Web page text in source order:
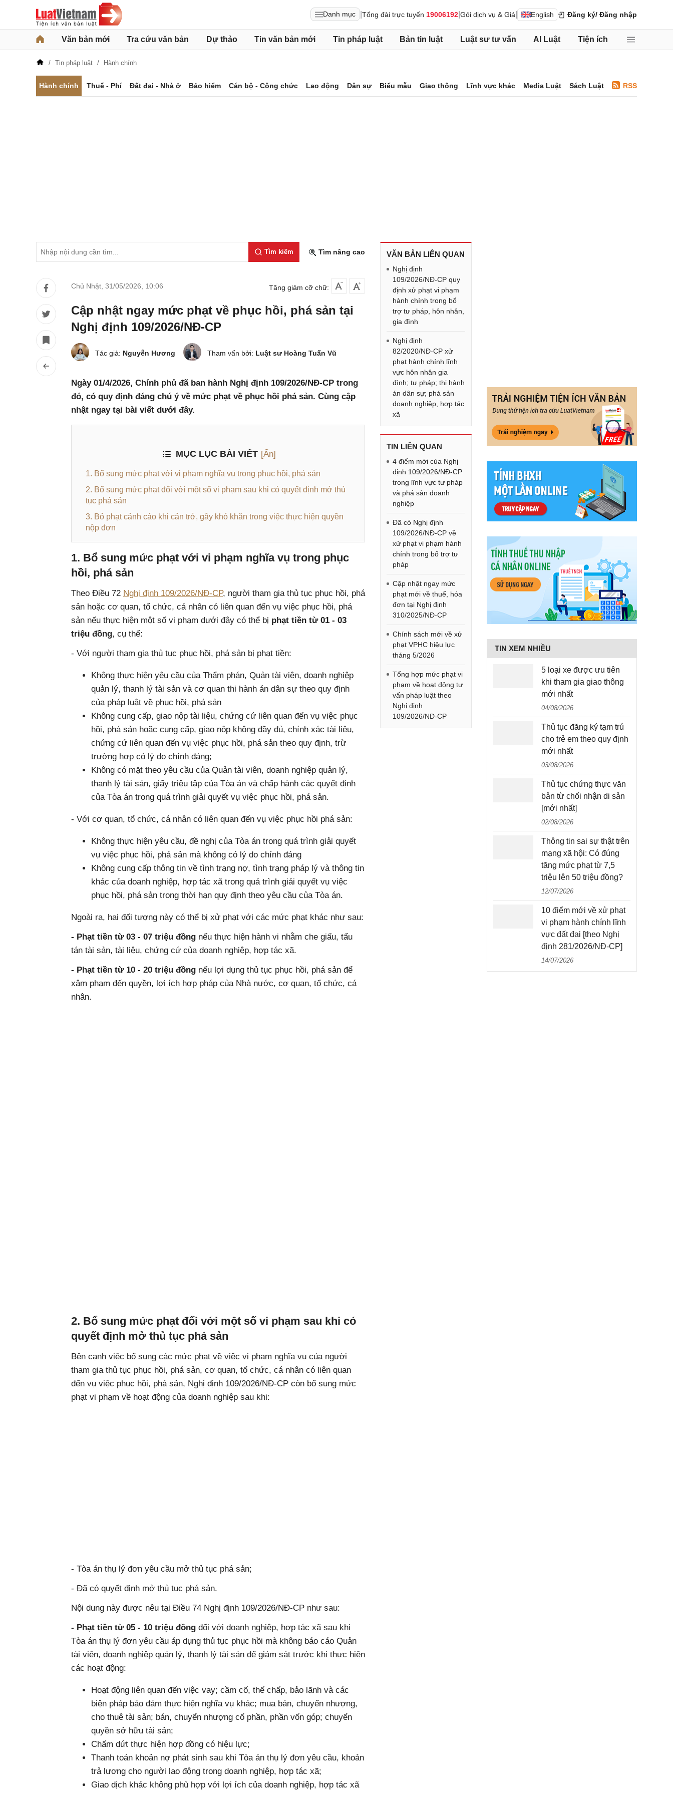
Danh mục Tổng đài trực tuyến 19006192 Gói dịch vụ & Giá English Đăng ký/ Đăng nhập
Văn bản mới Tra cứu văn bản Dự thảo Tin văn bản mới Tin pháp luật Bản tin luật Luật sư tư vấn AI Luật Tiện ích
Tin pháp luật Hành chính
Hành chính Thuế - Phí Đất đai - Nhà ở Bảo hiểm Cán bộ - Công chức Lao động Dân sự Biểu mẫu Giao thông Lĩnh vực khác Media Luật Sách Luật RSS
Tìm kiếm Tìm nâng cao
Chủ Nhật, 31/05/2026 10:06 Tăng giảm cỡ chữ:
Cập nhật ngay mức phạt về phục hồi, phá sản tại
Nghị định 109/2026/NĐ-CP
Tác giả: Nguyễn Hương Tham vấn bởi: Luật sư Hoàng Tuấn Vũ
Ngày 01/4/2026, Chính phủ đã ban hành Nghị định 109/2026/NĐ-CP trong
đó, có quy định đáng chú ý về mức phạt về phục hồi phá sản. Cùng cập
nhật ngay tại bài viết dưới đây.
MỤC LỤC BÀI VIẾT [Ẩn]
1. Bổ sung mức phạt với vi phạm nghĩa vụ trong phục hồi, phá sản
2. Bổ sung mức phạt đối với một số vi phạm sau khi có quyết định mở thủ
tục phá sản
3. Bỏ phạt cảnh cáo khi cản trở, gây khó khăn trong việc thực hiện quyền
nộp đơn
1. Bổ sung mức phạt với vi phạm nghĩa vụ trong phục
hồi, phá sản
Theo Điều 72 Nghị định 109/2026/NĐ-CP, người tham gia thủ tục phục hồi, phá
sản hoặc cơ quan, tổ chức, cá nhân có liên quan đến vụ việc phục hồi, phá
sản nếu thực hiện một số vi phạm dưới đây có thể bị phạt tiền từ 01 - 03
triệu đồng, cụ thể:
- Với người tham gia thủ tục phục hồi, phá sản bị phạt tiền:
Không thực hiện yêu cầu của Thẩm phán, Quản tài viên, doanh nghiệp
quản lý, thanh lý tài sản và cơ quan thi hành án dân sự theo quy định
của pháp luật về phục hồi, phá sản
Không cung cấp, giao nộp tài liệu, chứng cứ liên quan đến vụ việc phục
hồi, phá sản hoặc cung cấp, giao nộp không đầy đủ, chính xác tài liệu,
chứng cứ liên quan đến vụ việc phục hồi, phá sản theo quy định, trừ
trường hợp có lý do chính đáng;
Không có mặt theo yêu cầu của Quản tài viên, doanh nghiệp quản lý,
thanh lý tài sản, giấy triệu tập của Tòa án và chấp hành các quyết định
của Tòa án trong quá trình giải quyết vụ việc phục hồi, phá sản.
- Với cơ quan, tổ chức, cá nhân có liên quan đến vụ việc phục hồi phá sản:
Không thực hiện yêu cầu, đề nghị của Tòa án trong quá trình giải quyết
vụ việc phục hồi, phá sản mà không có lý do chính đáng
Không cung cấp thông tin về tình trạng nợ, tình trạng pháp lý và thông tin
khác của doanh nghiệp, hợp tác xã trong quá trình giải quyết vụ việc
phục hồi, phá sản trong thời hạn quy định theo yêu cầu của Tòa án.
Ngoài ra, hai đối tượng này có thể bị xử phạt với các mức phạt khác như sau:
- Phạt tiền từ 03 - 07 triệu đồng nếu thực hiện hành vi nhằm che giấu, tẩu
tán tài sản, tài liệu, chứng cứ của doanh nghiệp, hợp tác xã.
- Phạt tiền từ 10 - 20 triệu đồng nếu lợi dụng thủ tục phục hồi, phá sản để
xâm phạm đến quyền, lợi ích hợp pháp của Nhà nước, cơ quan, tổ chức, cá
nhân.
2. Bổ sung mức phạt đối với một số vi phạm sau khi có
quyết định mở thủ tục phá sản
Bên cạnh việc bổ sung các mức phạt về việc vi phạm nghĩa vụ của người
tham gia thủ tục phục hồi, phá sản, cơ quan, tổ chức, cá nhân có liên quan
đến vụ việc phục hồi, phá sản, Nghị định 109/2026/NĐ-CP còn bổ sung mức
phạt vi phạm về hoạt động của doanh nghiệp sau khi:
- Tòa án thụ lý đơn yêu cầu mở thủ tục phá sản;
- Đã có quyết định mở thủ tục phá sản.
Nội dung này được nêu tại Điều 74 Nghị định 109/2026/NĐ-CP như sau:
- Phạt tiền từ 05 - 10 triệu đồng đối với doanh nghiệp, hợp tác xã sau khi
Tòa án thụ lý đơn yêu cầu áp dụng thủ tục phục hồi mà không báo cáo Quản
tài viên, doanh nghiệp quản lý, thanh lý tài sản để giám sát trước khi thực hiện
các hoạt động:
Hoạt động liên quan đến việc vay; cầm cố, thế chấp, bảo lãnh và các
biện pháp bảo đảm thực hiện nghĩa vụ khác; mua bán, chuyển nhượng,
cho thuê tài sản; bán, chuyển nhượng cổ phần, phần vốn góp; chuyển
quyền sở hữu tài sản;
Chấm dứt thực hiện hợp đồng có hiệu lực;
Thanh toán khoản nợ phát sinh sau khi Tòa án thụ lý đơn yêu cầu, khoản
trả lương cho người lao động trong doanh nghiệp, hợp tác xã;
Giao dịch khác không phù hợp với lợi ích của doanh nghiệp, hợp tác xã
VĂN BẢN LIÊN QUAN
Nghị định
109/2026/NĐ-CP quy
định xử phạt vi phạm
hành chính trong bổ
trợ tư pháp, hôn nhân,
gia đình
Nghị định
82/2020/NĐ-CP xử
phạt hành chính lĩnh
vực hôn nhân gia
đình; tư pháp; thi hành
án dân sự; phá sản
doanh nghiệp, hợp tác
xã
TIN LIÊN QUAN
4 điểm mới của Nghị
định 109/2026/NĐ-CP
trong lĩnh vực tư pháp
và phá sản doanh
nghiệp
Đã có Nghị định
109/2026/NĐ-CP về
xử phạt vi phạm hành
chính trong bổ trợ tư
pháp
Cập nhật ngay mức
phạt mới về thuế, hóa
đơn tại Nghị định
310/2025/NĐ-CP
Chính sách mới về xử
phạt VPHC hiệu lực
tháng 5/2026
Tổng hợp mức phạt vi
phạm về hoạt động tư
vấn pháp luật theo
Nghị định
109/2026/NĐ-CP
TIN XEM NHIỀU
5 loại xe được ưu tiên
khi tham gia giao thông
mới nhất
04/08/2026
Thủ tục đăng ký tạm trú
cho trẻ em theo quy định
mới nhất
03/08/2026
Thủ tục chứng thực văn
bản từ chối nhận di sản
[mới nhất]
02/08/2026
Thông tin sai sự thật trên
mạng xã hội: Có đúng
tăng mức phạt từ 7,5
triệu lên 50 triệu đồng?
12/07/2026
10 điểm mới về xử phạt
vi phạm hành chính lĩnh
vực đất đai [theo Nghị
định 281/2026/NĐ-CP]
14/07/2026